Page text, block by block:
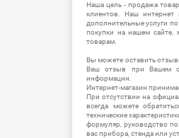
Наша цель - продажа
клиентов. Наш
дополнительные услуги
покупки на нашем сайте,
товарам.
Вы можете оставить
Ваш отзыв при Вашем
информации.
Интернет-магазин
При отсутствии на
всегда можете
технические
формуляр, руководство
вас прибора, стенда или